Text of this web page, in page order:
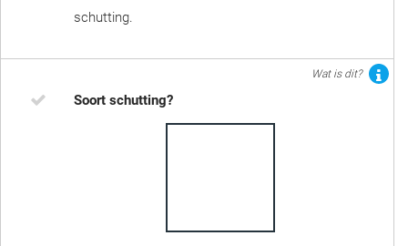
schutting.
Wat is dit?
Soort schutting?